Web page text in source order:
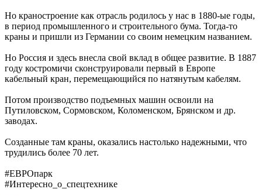
Но краностроение как отрасль родилось у нас в 1880-ые годы,
в период промышленного и строительного бума. Тогда-то
краны и пришли из Германии со своим немецким названием.
Но Россия и здесь внесла свой вклад в общее развитие. В 1887
году костромичи сконструировали первый в Европе
кабельный кран, перемещающийся по натянутым кабелям.
Потом производство подъемных машин освоили на
Путиловском, Сормовском, Коломенском, Брянском и др.
заводах.
Созданные там краны, оказались настолько надежными, что
трудились более 70 лет.
#ЕВРОпарк
#Интересно_о_спецтехнике